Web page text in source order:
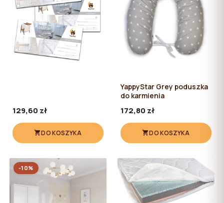
129,60 zł
DO KOSZYKA
YappyStar Grey poduszka
do karmienia
172,80 zł
DO KOSZYKA
-10%